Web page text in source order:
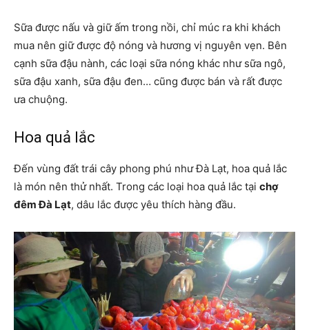
Sữa được nấu và giữ ấm trong nồi, chỉ múc ra khi khách
mua nên giữ được độ nóng và hương vị nguyên vẹn. Bên
cạnh sữa đậu nành, các loại sữa nóng khác như sữa ngô,
sữa đậu xanh, sữa đậu đen… cũng được bán và rất được
ưa chuộng.
Hoa quả lắc
Đến vùng đất trái cây phong phú như Đà Lạt, hoa quả lắc
là món nên thử nhất. Trong các loại hoa quả lắc tại chợ
đêm Đà Lạt, dâu lắc được yêu thích hàng đầu.